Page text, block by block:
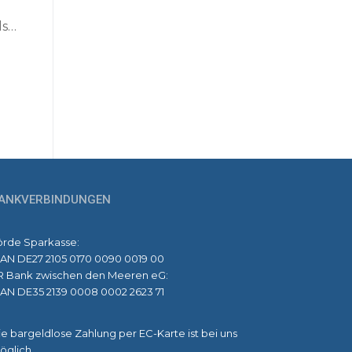
Sparkasse:
DE27 2105 0170 0090 0019 00
Bank zwischen den Meeren eG:
DE35 2139 0008 0002 2623 71
bargeldlose Zahlung per EC-Karte ist bei uns